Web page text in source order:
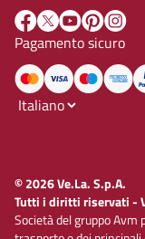
Pagamento sicuro
© 2026 Ve.La. S.p.A.
Tutti i diritti riservati -
Società del gruppo Avm